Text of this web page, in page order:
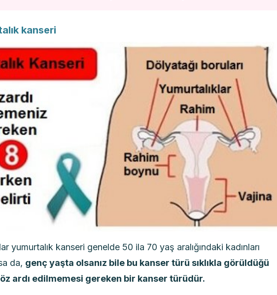
kanseri
yumurtalık kanseri genelde 50 ila 70 yaş aralığındaki kadınları
da, genç yaşta olsanız bile bu kanser türü sıklıkla görüldüğü
ardı edilmemesi gereken bir kanser türüdür.